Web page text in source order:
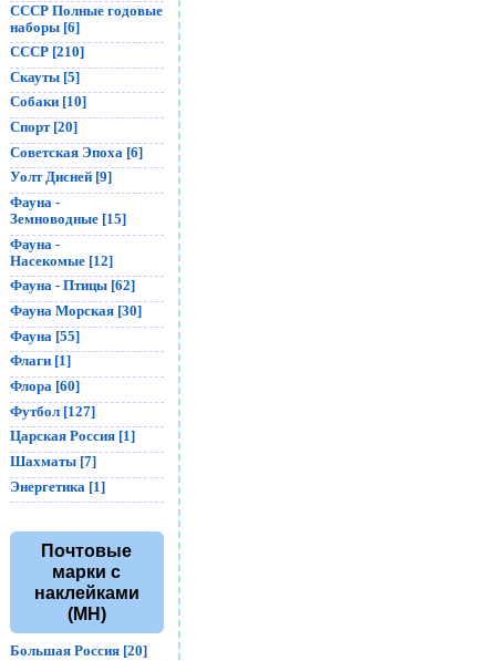
СССР Полные годовые
наборы [6]
СССР [210]
Скауты [5]
Собаки [10]
Спорт [20]
Советская Эпоха [6]
Уолт Дисней [9]
Фауна -
Земноводные [15]
Фауна -
Насекомые [12]
Фауна - Птицы [62]
Фауна Морская [30]
Фауна [55]
Флаги [1]
Флора [60]
Футбол [127]
Царская Россия [1]
Шахматы [7]
Энергетика [1]
Почтовые
марки с
наклейками
(MH)
Большая Россия [20]